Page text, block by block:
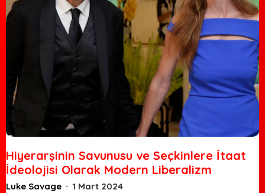
Hiyerarşinin Savunusu ve Seçkinlere İtaat
İdeolojisi Olarak Modern Liberalizm
Luke Savage - 1 Mart 2024